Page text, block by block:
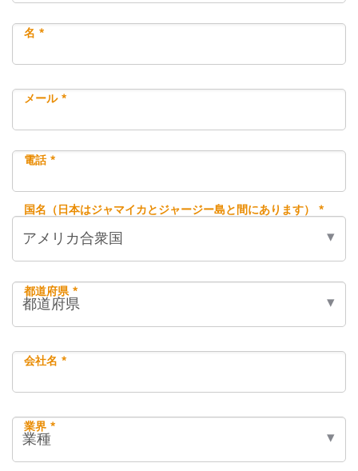
名 *
メール *
電話 *
国名（日本はジャマイカとジャージー島と間にあります） *
都道府県 *
会社名 *
業界 *